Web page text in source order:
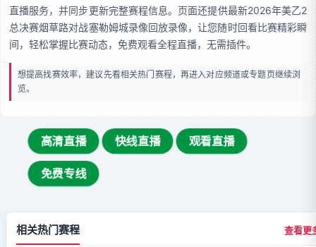
直播服务，并同步更新完整赛程信息。页面还提供最新2026年美乙2
总决赛烟草路对战塞勒姆城录像回放录像，让您随时回看比赛精彩瞬
间，轻松掌握比赛动态，免费观看全程直播，无需插件。
想提高找赛效率，建议先看相关热门赛程，再进入对应频道或专题页继续浏
览。
高清直播 快线直播 观看直播
免费专线
相关热门赛程 查看更